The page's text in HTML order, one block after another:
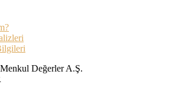
Değerler A.Ş.